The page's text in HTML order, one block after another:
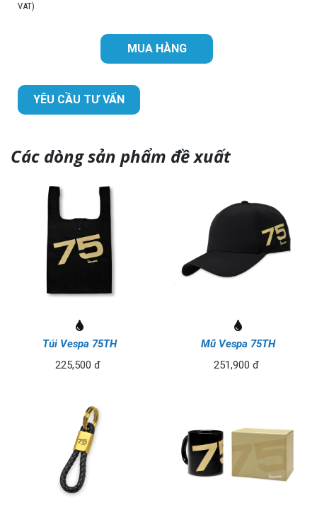
VAT)
MUA HÀNG
YÊU CẦU TƯ VẤN
Các dòng sản phẩm đề xuất
Túi Vespa 75TH
225,500 đ
Mũ Vespa 75TH
251,900 đ